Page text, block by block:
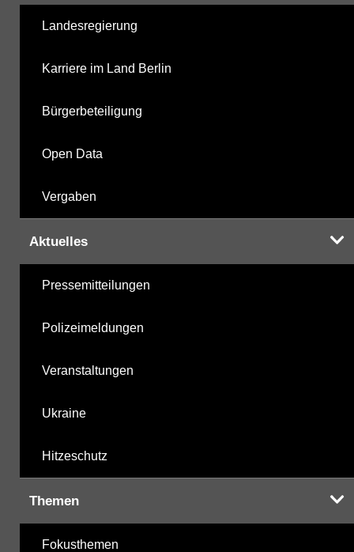
Landesregierung
Karriere im Land Berlin
Bürgerbeteiligung
Open Data
Vergaben
Aktuelles
Pressemitteilungen
Polizeimeldungen
Veranstaltungen
Ukraine
Hitzeschutz
Themen
Fokusthemen